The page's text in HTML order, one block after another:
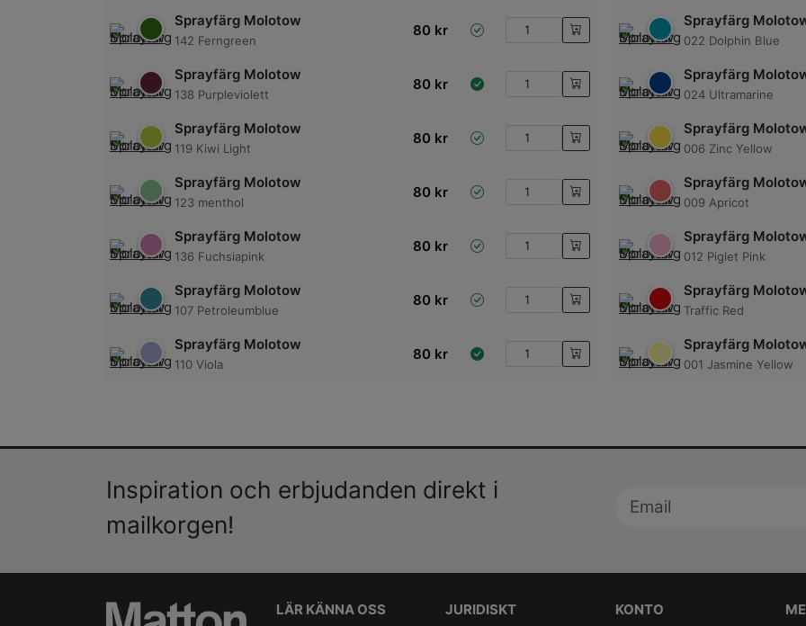
Sprayfärg Molotow
142 Ferngreen
80 kr
Sprayfärg Molotow
138 Purpleviolett
80 kr
Sprayfärg Molotow
119 Kiwi Light
80 kr
Sprayfärg Molotow
123 menthol
80 kr
Sprayfärg Molotow
136 Fuchsiapink
80 kr
Sprayfärg Molotow
107 Petroleumblue
80 kr
Sprayfärg Molotow
110 Viola
80 kr
Sprayfärg
022 Dolphin Blue
Sprayfärg
024 Ultramarine
Sprayfärg
006 Zinc Yellow
Sprayfärg
009 Apricot
Sprayfärg
012 Piglet Pink
Sprayfärg
Traffic Red
Sprayfärg
001 Jasmine Yellow
Inspiration och erbjudanden direkt i
mailkorgen!
LÄR KÄNNA OSS JURIDISKT KONTO